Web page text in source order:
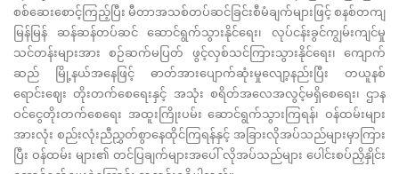
စစ်ဆေးစောင့်ကြည့်ပြီး မီတာအသစ်တပ်ဆင်ခြင်းစီမံချက်များဖြင့် စနစ်တကျ
မြန်မြန် ဆန်ဆန်တပ်ဆင် ဆောင်ရွက်သွားနိုင်ရေး၊ လုပ်ငန်းခွင်ကျွမ်းကျင်မှု
သင်တန်းများအား စဉ်ဆက်မပြတ် ဖွင့်လှစ်သင်ကြားသွားနိုင်ရေး၊ ကျောက်
ဆည် မြို့နယ်အနေဖြင့် ဓာတ်အားပျောက်ဆုံးမှုလျော့နည်းပြီး တယူနစ်
ရောင်းဈေး တိုးတက်စေရေးနှင့် အသုံး စရိတ်အလေအလွင့်မရှိစေရေး၊ ဌာန
ဝင်ငွေတိုးတက်စေရေး အထူးကြိုးပမ်း ဆောင်ရွက်သွားကြရန်၊ ဝန်ထမ်းများ
အားလုံး စည်းလုံးညီညွှတ်စွာနေထိုင်ကြရန်နှင့် အခြားလိုအပ်သည်များမှာကြား
ပြီး ဝန်ထမ်း များ၏ တင်ပြချက်များအပေါ် လိုအပ်သည်များ ပေါင်းစပ်ညှိနှိုင်း